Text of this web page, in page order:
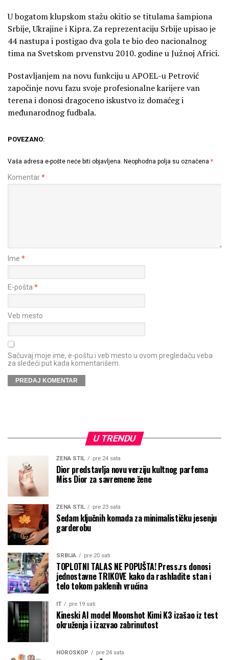
U bogatom klupskom stažu okitio se titulama šampiona
Srbije, Ukrajine i Kipra. Za reprezentaciju Srbije upisao je
44 nastupa i postigao dva gola te bio deo nacionalnog
tima na Svetskom prvenstvu 2010. godine u Južnoj Africi.
Postavljanjem na novu funkciju u APOEL-u Petrović
započinje novu fazu svoje profesionalne karijere van
terena i donosi dragoceno iskustvo iz domaćeg i
međunarodnog fudbala.
POVEZANO:
Vaša adresa e-pošte neće biti objavljena. Neophodna polja su označena *
Komentar*
Ime *
E-pošta *
Veb mesto
Sačuvaj moje ime, e-poštu i veb mesto u ovom pregledaču veba
za sledeći put kada komentarišem.
U TRENDU
ŽENA STIL pre 24 sata
Dior predstavlja novu verziju kultnog parfema
Miss Dior za savremene žene
ŽENA STIL pre 23 sata
Sedam ključnih komada za minimalističku jesenju
garderobu
SRBIJA pre 20 sati
TOPLOTNI TALAS NE POPUŠTA! Press.rs donosi
jednostavne TRIKOVE kako da rashladite stan i
telo tokom paklenih vrućina
IT pre 19 sati
Kineski AI model Moonshot Kimi K3 izašao iz test
okruženja i izazvao zabrinutost
HOROSKOP pre 24 sata